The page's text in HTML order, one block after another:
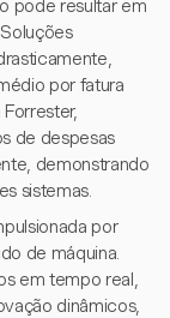
pode resultar em
por fatura
de despesas
demonstrando
sistemas.
por
de máquina.
em tempo real,
dinâmicos,